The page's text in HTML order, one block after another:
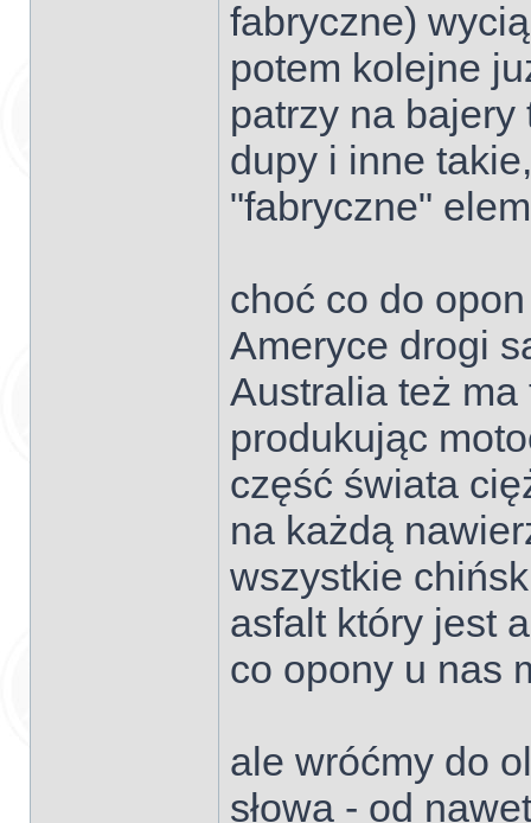
fabryczne)
potem kolejne
patrzy na bajery
dupy i inne
"fabryczne"
choć co do
Ameryce drogi
Australia też
produkując
część świata
na każdą
wszystkie
asfalt który jest
co opony u nas
ale wróćmy do
słowa - od